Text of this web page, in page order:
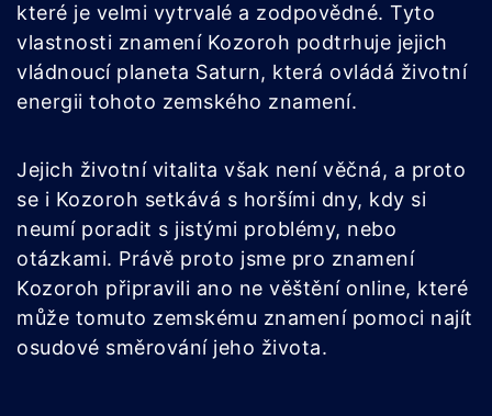
které je velmi vytrvalé a zodpovědné. Tyto
vlastnosti znamení Kozoroh podtrhuje jejich
vládnoucí planeta Saturn, která ovládá životní
energii tohoto zemského znamení.
Jejich životní vitalita však není věčná, a proto
se i Kozoroh setkává s horšími dny, kdy si
neumí poradit s jistými problémy, nebo
otázkami. Právě proto jsme pro znamení
Kozoroh připravili ano ne věštění online, které
může tomuto zemskému znamení pomoci najít
osudové směrování jeho života.